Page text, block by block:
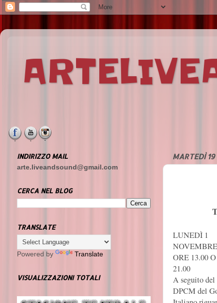
MARTEDÌ
LUNEDÌ 1
ORE 13.00
21.00
A seguito del
DPCM del
INDIRIZZO MAIL
arte.liveandsound@gmail.com
CERCA NEL BLOG
TRANSLATE
Powered by Translate
VISUALIZZAZIONI TOTALI